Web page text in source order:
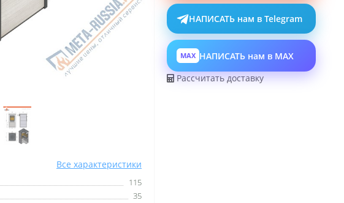
Все характеристики
115
35
НАПИСАТЬ нам в Telegram
MAX НАПИСАТЬ нам в MAX
Рассчитать доставку